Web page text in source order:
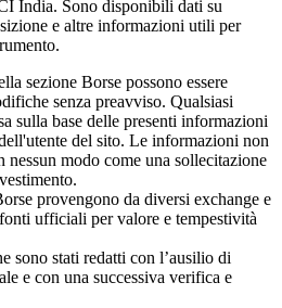
India. Sono disponibili dati su
e altre informazioni utili per
sezione Borse possono essere
senza preavviso. Qualsiasi
sulla base delle presenti informazioni
del sito. Le informazioni non
nessun modo come una sollecitazione
provengono da diversi exchange e
ufficiali per valore e tempestività
sono stati redatti con l’ausilio di
e con una successiva verifica e